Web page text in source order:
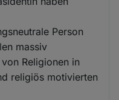
Person
massiv
Religionen in
religiös motivierten